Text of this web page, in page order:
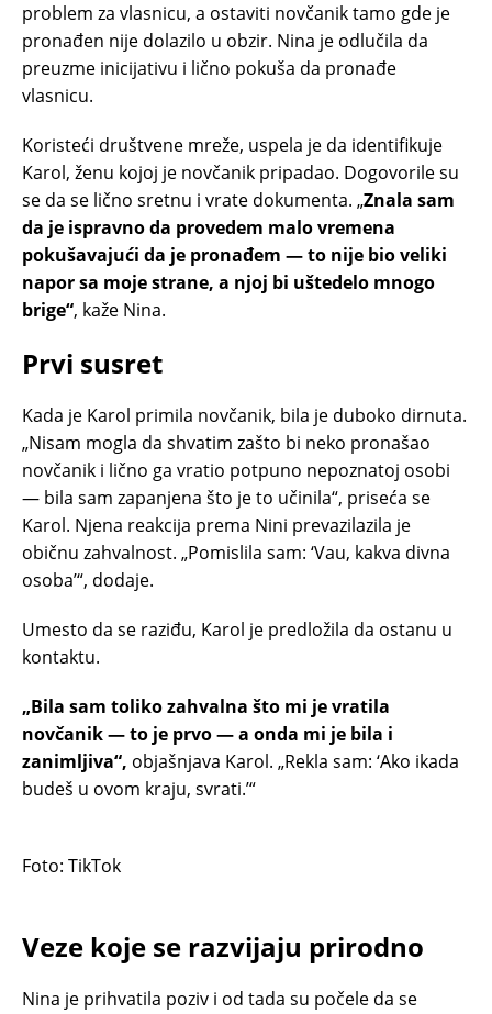
problem za vlasnicu, a ostaviti novčanik tamo gde je
pronađen nije dolazilo u obzir. Nina je odlučila da
preuzme inicijativu i lično pokuša da pronađe
vlasnicu.
Koristeći društvene mreže, uspela je da identifikuje
Karol, ženu kojoj je novčanik pripadao. Dogovorile su
se da se lično sretnu i vrate dokumenta. „Znala sam
da je ispravno da provedem malo vremena
pokušavajući da je pronađem — to nije bio veliki
napor sa moje strane, a njoj bi uštedelo mnogo
brige“, kaže Nina.
Prvi susret
Kada je Karol primila novčanik, bila je duboko dirnuta.
„Nisam mogla da shvatim zašto bi neko pronašao
novčanik i lično ga vratio potpuno nepoznatoj osobi
— bila sam zapanjena što je to učinila“, priseća se
Karol. Njena reakcija prema Nini prevazilazila je
običnu zahvalnost. „Pomislila sam: ‘Vau, kakva divna
osoba’“, dodaje.
Umesto da se raziđu, Karol je predložila da ostanu u
kontaktu.
„Bila sam toliko zahvalna što mi je vratila
novčanik — to je prvo — a onda mi je bila i
zanimljiva“, objašnjava Karol. „Rekla sam: ‘Ako ikada
budeš u ovom kraju, svrati.’“
Foto: TikTok
Veze koje se razvijaju prirodno
Nina je prihvatila poziv i od tada su počele da se